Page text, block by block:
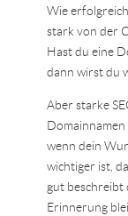
Wie
stark von der
Hast du eine
dann wirst du
Aber starke
wenn dein
wichtiger ist,
gut beschreibt
Erinnerung